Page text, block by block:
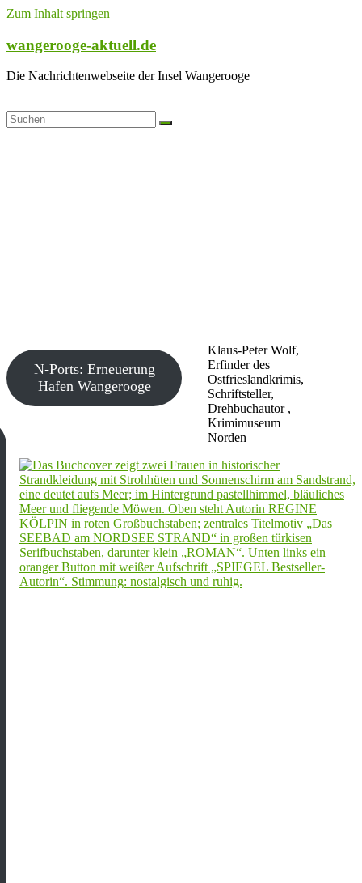
Zum Inhalt springen
wangerooge-aktuell.de
Die Nachrichtenwebseite der Insel Wangerooge
Klaus-Peter Wolf,
Erfinder des
Ostfrieslandkrimis,
Schriftsteller,
Drehbuchautor ,
Krimimuseum
Norden
N-Ports: Erneuerung
Hafen Wangerooge